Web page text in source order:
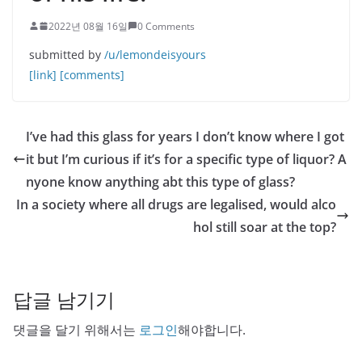
2022년 08월 16일 0 Comments
submitted by /u/lemondeisyours
[link] [comments]
I’ve had this glass for years I don’t know where I got
it but I’m curious if it’s for a specific type of liquor? A
nyone know anything abt this type of glass?
In a society where all drugs are legalised, would alco
hol still soar at the top?
답글 남기기
댓글을 달기 위해서는 로그인해야합니다.